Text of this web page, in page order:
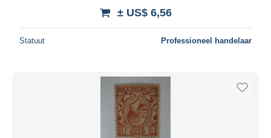
± US$ 6,56
Statuut Professioneel handelaar